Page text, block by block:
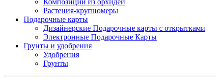
Композиции из орхидей
Растения-крупномеры
Подарочные карты
Дизайнерские Подарочные карты с открытками
Электронные Подарочные Карты
Грунты и удобрения
Удобрения
Грунты